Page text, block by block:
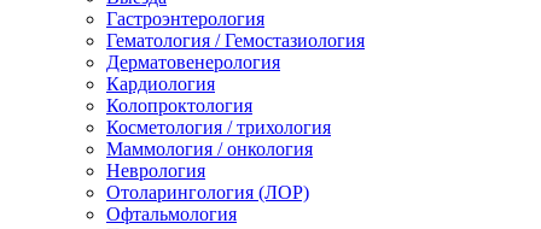
Гастроэнтерология
Гематология / Гемостазиология
Дерматовенерология
Кардиология
Колопроктология
Косметология / трихология
Маммология / онкология
Неврология
Отоларингология (ЛОР)
Офтальмология